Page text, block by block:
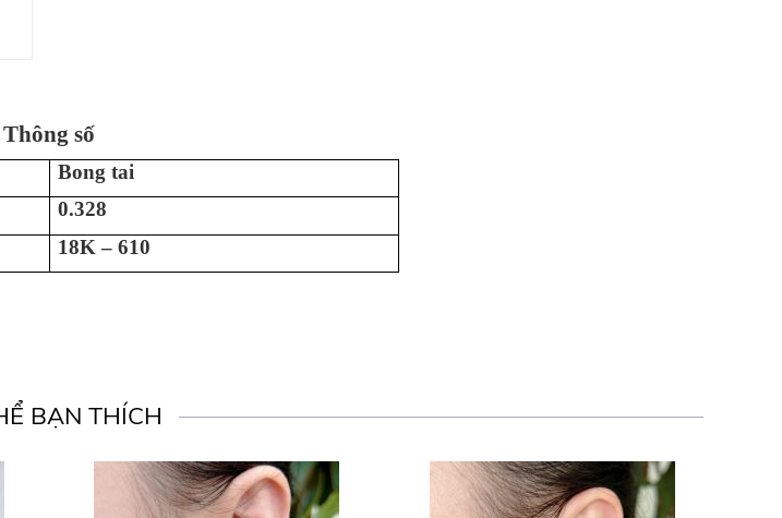
Thông số
Bong tai
0.328
18K – 610
BẠN THÍCH